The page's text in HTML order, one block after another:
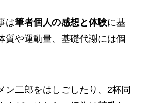
は筆者個人の感想と体験に基
質や運動量、基礎代謝には個
ン二郎をはしごしたり、2杯同